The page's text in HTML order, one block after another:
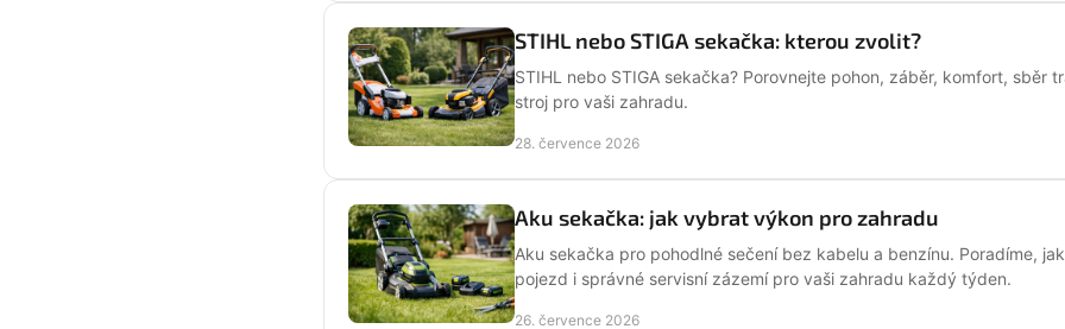
STIHL nebo STIGA sekačka: kterou zvolit?
STIHL nebo STIGA sekačka? Porovnejte pohon, záběr, komfort, sběr
stroj pro vaši zahradu.
28. července 2026
Aku sekačka: jak vybrat výkon pro zahradu
Aku sekačka pro pohodlné sečení bez kabelu a benzínu. Poradíme,
pojezd i správné servisní zázemí pro vaši zahradu každý týden.
26. července 2026